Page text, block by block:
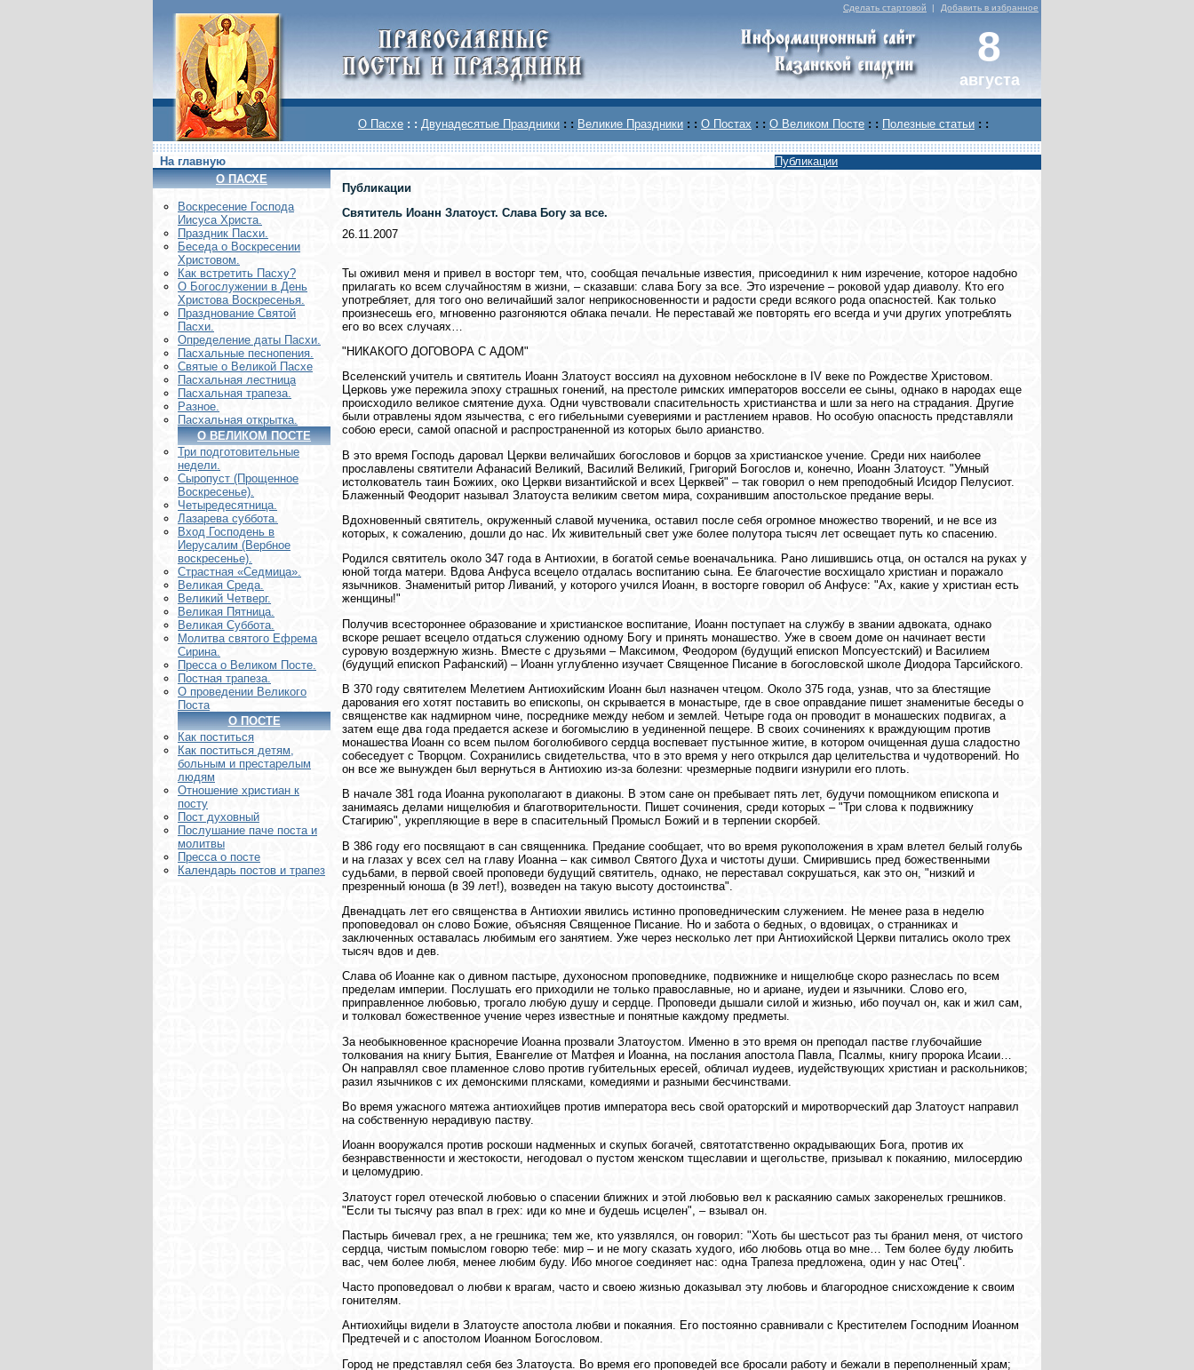
Сделать стартовой | Добавить в избранное
8
августа
О Пасхе : : Двунадесятые Праздники : : Великие Праздники : : О Постах : : О Великом Посте : : Полезные статьи : :
На главную
Публикации
О ПАСХЕ
Воскреcение Господа
Иисуса Христа.
Праздник Пасхи.
Беседа о Воскресении
Христовом.
Как встретить Пасху?
О Богослужении в День
Христова Воскресенья.
Празднование Святой
Пасхи.
Определение даты Пасхи.
Пасхальные песнопения.
Святые о Великой Пасхе
Пасхальная лестница
Пасхальная трапеза.
Разное.
Пасхальная открытка.
О ВЕЛИКОМ ПОСТЕ
Три подготовительные
недели.
Сыропуст (Прощенное
Воскресенье).
Четыредесятница.
Лазарева суббота.
Вход Господень в
Иерусалим (Вербное
воскресенье).
Страстная «Седмица».
Великая Среда.
Великий Четверг.
Великая Пятница.
Великая Суббота.
Молитва святого Ефрема
Сирина.
Пресса о Великом Посте.
Постная трапеза.
О проведении Великого
Поста
О ПОСТЕ
Как поститься
Как поститься детям,
больным и престарелым
людям
Отношение христиан к
посту
Пост духовный
Послушание паче поста и
молитвы
Пресса о посте
Календарь постов и трапез
Публикации
Святитель Иоанн Златоуст. Слава Богу за всe.
26.11.2007
Ты оживил меня и привел в восторг тем, что, сообщая печальные известия, присоединил к ним изречение, которое надобно
прилагать ко всем случайностям в жизни, – сказавши: слава Богу за всe. Это изречение – роковой удар диаволу. Кто его
употребляет, для того оно величайший залог неприкосновенности и радости среди всякого рода опасностей. Как только
произнесешь его, мгновенно разгоняются облака печали. Не переставай же повторять его всегда и учи других употреблять
его во всех случаях…
"НИКАКОГО ДОГОВОРА С АДОМ"
Вселенский учитель и святитель Иоанн Златоуст воссиял на духовном небосклоне в IV веке по Рождестве Христовом.
Церковь уже пережила эпоху страшных гонений, на престоле римских императоров воссели ее сыны, однако в народах еще
происходило великое смятение духа. Одни чувствовали спасительность христианства и шли за него на страдания. Другие
были отравлены ядом язычества, с его гибельными суевериями и растлением нравов. Но особую опасность представляли
собою ереси, самой опасной и распространенной из которых было арианство.
В это время Господь даровал Церкви величайших богословов и борцов за христианское учение. Среди них наиболее
прославлены святители Афанасий Великий, Василий Великий, Григорий Богослов и, конечно, Иоанн Златоуст. "Умный
истолкователь таин Божиих, око Церкви византийской и всех Церквей" – так говорил о нем преподобный Исидор Пелусиот.
Блаженный Феодорит называл Златоуста великим светом мира, сохранившим апостольское предание веры.
Вдохновенный святитель, окруженный славой мученика, оставил после себя огромное множество творений, и не все из
которых, к сожалению, дошли до нас. Их живительный свет уже более полутора тысяч лет освещает путь ко спасению.
Родился святитель около 347 года в Антиохии, в богатой семье военачальника. Рано лишившись отца, он остался на руках у
юной тогда матери. Вдова Анфуса всецело отдалась воспитанию сына. Ее благочестие восхищало христиан и поражало
язычников. Знаменитый ритор Ливаний, у которого учился Иоанн, в восторге говорил об Анфусе: "Ах, какие у христиан есть
женщины!"
Получив всестороннее образование и христианское воспитание, Иоанн поступает на службу в звании адвоката, однако
вскоре решает всецело отдаться служению одному Богу и принять монашество. Уже в своем доме он начинает вести
суровую воздержную жизнь. Вместе с друзьями – Максимом, Феодором (будущий епископ Мопсуестский) и Василием
(будущий епископ Рафанский) – Иоанн углубленно изучает Священное Писание в богословской школе Диодора Тарсийского.
В 370 году святителем Мелетием Антиохийским Иоанн был назначен чтецом. Около 375 года, узнав, что за блестящие
дарования его хотят поставить во епископы, он скрывается в монастыре, где в свое оправдание пишет знаменитые беседы о
священстве как надмирном чине, посреднике между небом и землей. Четыре года он проводит в монашеских подвигах, а
затем еще два года предается аскезе и богомыслию в уединенной пещере. В своих сочинениях к враждующим против
монашества Иоанн со всем пылом боголюбивого сердца воспевает пустынное житие, в котором очищенная душа сладостно
собеседует с Творцом. Сохранились свидетельства, что в это время у него открылся дар целительства и чудотворений. Но
он все же вынужден был вернуться в Антиохию из-за болезни: чрезмерные подвиги изнурили его плоть.
В начале 381 года Иоанна рукополагают в диаконы. В этом сане он пребывает пять лет, будучи помощником епископа и
занимаясь делами нищелюбия и благотворительности. Пишет сочинения, среди которых – "Три слова к подвижнику
Стагирию", укрепляющие в вере в спасительный Промысл Божий и в терпении скорбей.
В 386 году его посвящают в сан священника. Предание сообщает, что во время рукоположения в храм влетел белый голубь
и на глазах у всех сел на главу Иоанна – как символ Святого Духа и чистоты души. Смирившись пред божественными
судьбами, в первой своей проповеди будущий святитель, однако, не переставал сокрушаться, как это он, "низкий и
презренный юноша (в 39 лет!), возведен на такую высоту достоинства".
Двенадцать лет его священства в Антиохии явились истинно проповедническим служением. Не менее раза в неделю
проповедовал он слово Божие, объясняя Священное Писание. Но и забота о бедных, о вдовицах, о странниках и
заключенных оставалась любимым его занятием. Уже через несколько лет при Антиохийской Церкви питались около трех
тысяч вдов и дев.
Слава об Иоанне как о дивном пастыре, духоносном проповеднике, подвижнике и нищелюбце скоро разнеслась по всем
пределам империи. Послушать его приходили не только православные, но и ариане, иудеи и язычники. Слово его,
приправленное любовью, трогало любую душу и сердце. Проповеди дышали силой и жизнью, ибо поучал он, как и жил сам,
и толковал божественное учение через известные и понятные каждому предметы.
За необыкновенное красноречие Иоанна прозвали Златоустом. Именно в это время он преподал пастве глубочайшие
толкования на книгу Бытия, Евангелие от Матфея и Иоанна, на послания апостола Павла, Псалмы, книгу пророка Исаии…
Он направлял свое пламенное слово против губительных ересей, обличал иудеев, иудействующих христиан и раскольников;
разил язычников с их демонскими плясками, комедиями и разными бесчинствами.
Во время ужасного мятежа антиохийцев против императора весь свой ораторский и миротворческий дар Златоуст направил
на собственную нерадивую паству.
Иоанн вооружался против роскоши надменных и скупых богачей, святотатственно окрадывающих Бога, против их
безнравственности и жестокости, негодовал о пустом женском тщеславии и щегольстве, призывал к покаянию, милосердию
и целомудрию.
Златоуст горел отеческой любовью о спасении ближних и этой любовью вел к раскаянию самых закоренелых грешников.
"Если ты тысячу раз впал в грех: иди ко мне и будешь исцелен", – взывал он.
Пастырь бичевал грех, а не грешника; тем же, кто уязвлялся, он говорил: "Хоть бы шестьсот раз ты бранил меня, от чистого
сердца, чистым помыслом говорю тебе: мир – и не могу сказать худого, ибо любовь отца во мне… Тем более буду любить
вас, чем более любя, менее любим буду. Ибо многое соединяет нас: одна Трапеза предложена, один у нас Отец".
Часто проповедовал о любви к врагам, часто и своею жизнью доказывал эту любовь и благородное снисхождение к своим
гонителям.
Антиохийцы видели в Златоусте апостола любви и покаяния. Его постоянно сравнивали с Крестителем Господним Иоанном
Предтечей и с апостолом Иоанном Богословом.
Город не представлял себя без Златоуста. Во время его проповедей все бросали работу и бежали в переполненный храм;